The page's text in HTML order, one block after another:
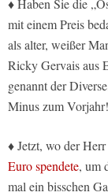
♦ Haben Sie die
mit einem Preis
als alter, weißer
Ricky Gervais aus
genannt der
Minus zum
♦ Jetzt, wo der
Euro spendete, um
mal ein bisschen